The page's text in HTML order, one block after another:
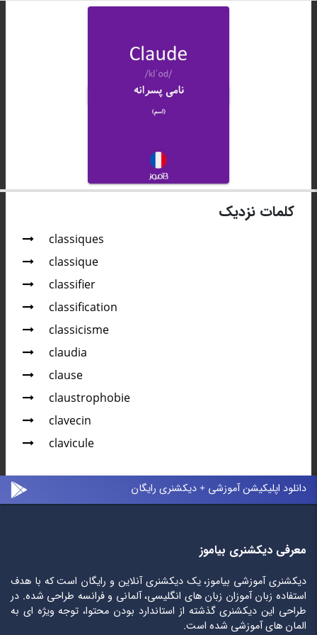
کلمات نزدیک
classiques
classique
classifier
classification
classicisme
claudia
clause
claustrophobie
clavecin
clavicule
دانلود اپلیکیشن آموزشی + دیکشنری رایگان
معرفی دیکشنری بیاموز
دیکشنری آموزشی بیاموز، یک دیکشنری آنلاین و رایگان است که با هدف
استفاده زبان آموزان زبان های انگلیسی، آلمانی و فرانسه طراحی شده. در
طراحی این دیکشنری گذشته از استاندارد بودن محتوا، توجه ویژه ای به
المان های آموزشی شده است.